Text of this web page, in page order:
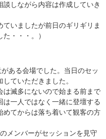
しながら内容は作成していき
ていましたが前日のギリギリま
・・・。）
ある会場でした。当日のセッ
ていただきました。
は滅多にないので始まる前まで
一人ではなく一緒に登壇する
めてからは落ち着いて観客の方
メンバーがセッションを見守